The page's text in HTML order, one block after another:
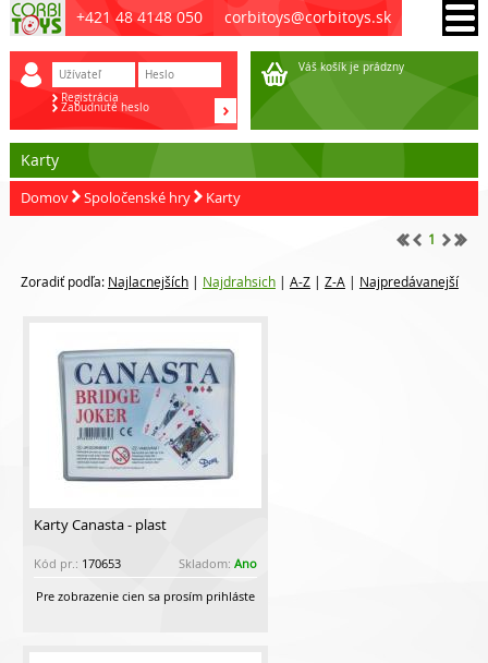
+421 48 4148 050 corbitoys@corbitoys.sk
Registrácia
Zabudnuté heslo
Váš košík je prádzny
Karty
Domov Spoločenské hry Karty
1
Zoradiť podľa: Najlacnejších| Najdrahsich| A-Z| Z-A | Najpredávanejší
Karty Canasta - plast
Kód pr.: 170653 Skladom: Ano
Pre zobrazenie cien sa prosím prihláste